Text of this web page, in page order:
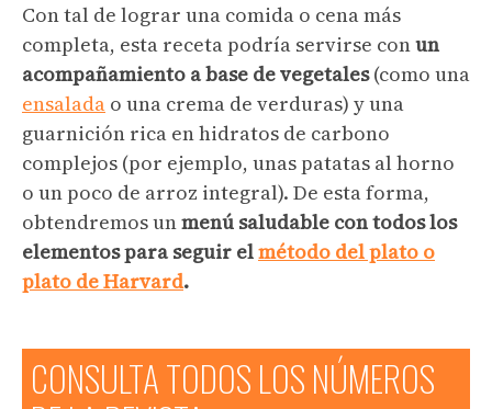
Con tal de lograr una comida o cena más
completa, esta receta podría servirse conun
acompañamiento a base de vegetales(como una
ensalada o una crema de verduras) y una
guarnición rica en hidratos de carbono
complejos (por ejemplo, unas patatas al horno
o un poco de arroz integral). De esta forma,
obtendremos unmenú saludable con todos los
elementos para seguir elmétodo del plato o
plato de Harvard.
CONSULTA TODOS LOS NÚMEROS